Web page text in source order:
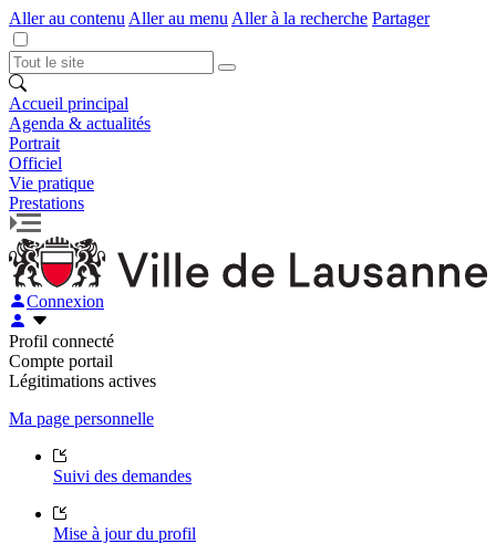
Aller au contenu Aller au menu Aller à la recherche Partager
Accueil principal
Agenda & actualités
Portrait
Officiel
Vie pratique
Prestations
Connexion
Profil connecté
Compte portail
Légitimations actives
Ma page personnelle
Suivi des demandes
Mise à jour du profil